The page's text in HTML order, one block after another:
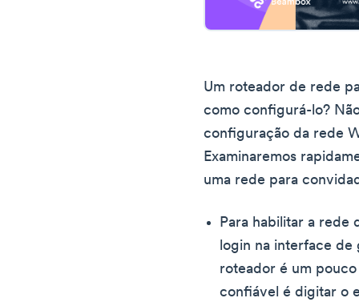
Um roteador de rede
como configurá-lo?
configuração da rede
Examinaremos
uma rede para
Para habilitar a rede
login na interface de
roteador é um
confiável é digitar o